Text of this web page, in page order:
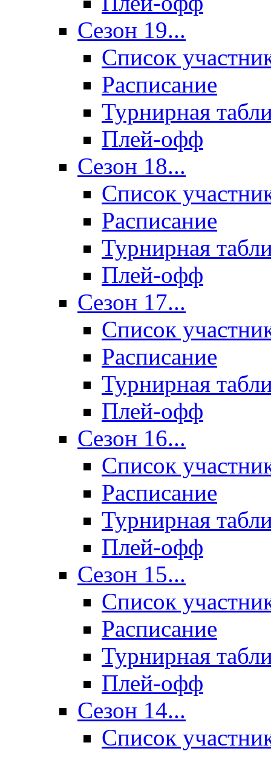
Сезон 19...
Список
Расписание
Турнирная
Плей-офф
Сезон 18...
Список
Расписание
Турнирная
Плей-офф
Сезон 17...
Список
Расписание
Турнирная
Плей-офф
Сезон 16...
Список
Расписание
Турнирная
Плей-офф
Сезон 15...
Список
Расписание
Турнирная
Плей-офф
Сезон 14...
Список